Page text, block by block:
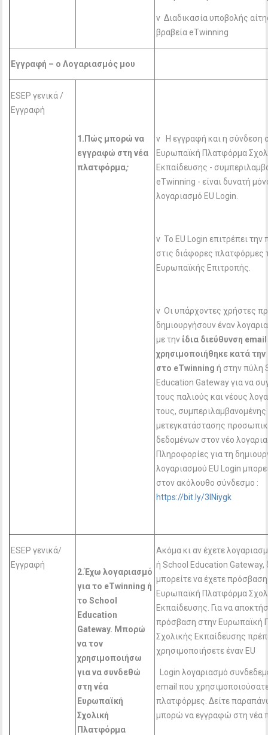
v Διαδικασία υποβολής
βραβεία eTwinning
Εγγραφή – ο Λογαριασμός μου
ESEP γενικά /
Εγγραφή
1.Πώς μπορώ να
εγγραφώ στη νέα
πλατφόρμα;
v Η εγγραφή και η σύνδεση
Ευρωπαϊκή Πλατφόρμα
Εκπαίδευσης -
eTwinning - είναι δυνατή
λογαριασμό EU Login.
v Το EU Login επιτρέπει
στις διάφορες πλατφόρμες
Ευρωπαϊκής Επιτροπής.
v Οι υπάρχοντες χρήστες
δημιουργήσουν έναν
με την ίδια διεύθυνση
χρησιμοποιήθηκε κατά
στο eTwinningή στην πύλη
Education Gateway για να
τους παλιούς και νέους
τους, συμπεριλαμβανομένης
μετεγκατάστασης
δεδομένων στον νέο
Πληροφορίες για τη
λογαριασμού ΕU Login
στον ακόλουθο σύνδεσμο :
https://bit.ly/3INiygk
ESEP γενικά/
Εγγραφή
2.Έχω λογαριασμό
για το eTwinning ή
το School
Education
Gateway. Μπορώ
να τον
χρησιμοποιήσω
για να συνδεθώ
στη νέα
Ευρωπαϊκή
Σχολική
Πλατφόρμα
Ακόμα κι αν έχετε
ή School Education Gateway,
μπορείτε να έχετε
Ευρωπαϊκή Πλατφόρμα
Εκπαίδευσης. Για να
πρόσβαση στην Ευρωπαϊκή
Σχολικής Εκπαίδευσης
χρησιμοποιήσετε έναν EU
Login λογαριασμό
email που
πλατφόρμες. Δείτε
μπορώ να εγγραφώ στη νέα